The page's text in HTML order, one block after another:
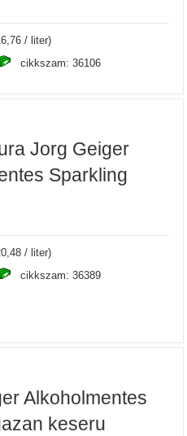
/ liter)
cikkszam: 36106
Jorg Geiger
Sparkling
/ liter)
cikkszam: 36389
Alkoholmentes
keseru